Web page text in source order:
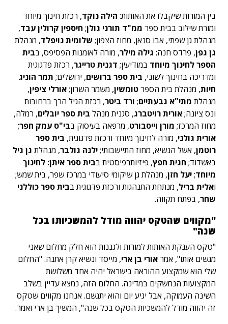
בין המורות שיקבלו את האותות: הילה נוקד, רכזת חינוך מיוחד
ומורת שילוב בבית ספר ממ"ד תורני גולן; חיספין קרולין עבד,
מנהלת גן שפתי, אבו סנאן, מחוז הצפון; שלומית נויפלד, מנהלת
גן גפן, פרדס חנה; גילה מילר, מורה לאומנות הפסיפס, בבית
הספר לחינוך מיוחד במודיעין; דגנית טרייגר, רכזת פדגוגית
ומדריכה בחינוך לשוני, בית ספר ברושים, ירושלים; תמר הוניג
חיות, מנהלת בית הספרטומשין, משמר השרון;אורלי ציפין,
מנהלת מתי"א גבעתיים; ורד ביטר, רכזת הגיל הרך ברחובות
ונס ציונה;אורית רויטברג, סגנית מנהל בית ספר יובלים, רמלה,
מחוז המרכז; מורן וייסבורט, מרפאה בעיסוק בבי"ס עמק חפר;
אורית גולני, מורה לחינוך מיוחד ורכזת פדגוגית, בית ספר
רוטמן, אשל הנשיא, מחוז התיישבותי;ילנה גולבר, מנהלת גן גיל
באשדוד; חגית חפץ, פיזיותרפיסטית בבית ספר איתן: לחינוך
מיוחד;יעל חזן, מנהלת גן שיקומי סיעודי במרכז שפר, בית שמש;
ואלית בריל, מנתחת התנהגות ורכזת פדגוגית בבית ספר כוללני
שחר, בפתח תקווה.
"מקווים שהטקס יהווה מודל להמשכיותו בכל
שנה"
"טקס הענקת האותות למורות ולגננות הוא חלק מחלום שאני
מגשים אותו", אמראורי בן ארי, מייסד ונשיא קרן אתנה. "החלום
שלי הוא שמקצוע ההוראה בישראל יהיה אחד משלושת
המקצועות הנחשקים במדינה. החלום הזה, נמצא עדיין בשלב
השינה העמוקה, אבל יגיע יום והוא יתגשם. אנחנו מקווים שטקס
זה יהווה מודל להמשכיות הטקס בכל שנה", המשיך בן ארי ואמר.